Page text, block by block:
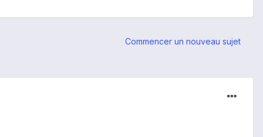
Commencer un nouveau sujet